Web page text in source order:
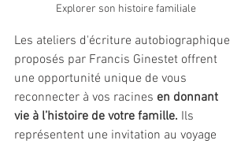
Explorer son histoire familiale
Les ateliers d'écriture autobiographique
proposés par Francis Ginestet offrent
une opportunité unique de vous
reconnecter à vos racines en donnant
vie à l’histoire de votre famille. Ils
représentent une invitation au voyage